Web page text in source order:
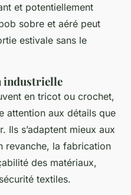
et potentiellement
sobre et aéré peut
estivale sans le
industrielle
en tricot ou crochet,
attention aux détails que
Ils s’adaptent mieux aux
revanche, la fabrication
des matériaux,
textiles.